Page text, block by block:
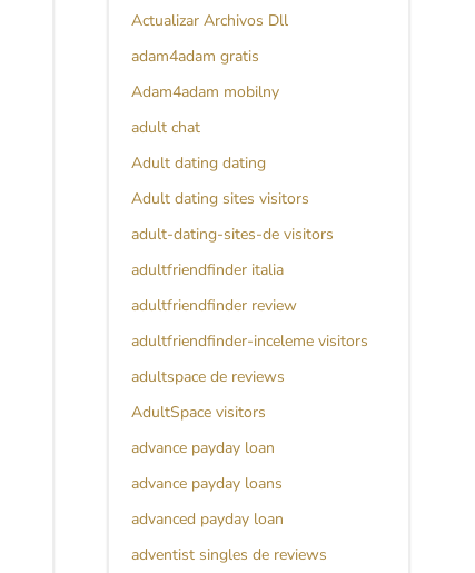
Actualizar Archivos Dll
adam4adam gratis
Adam4adam mobilny
adult chat
Adult dating dating
Adult dating sites visitors
adult-dating-sites-de visitors
adultfriendfinder italia
adultfriendfinder review
adultfriendfinder-inceleme visitors
adultspace de reviews
AdultSpace visitors
advance payday loan
advance payday loans
advanced payday loan
adventist singles de reviews